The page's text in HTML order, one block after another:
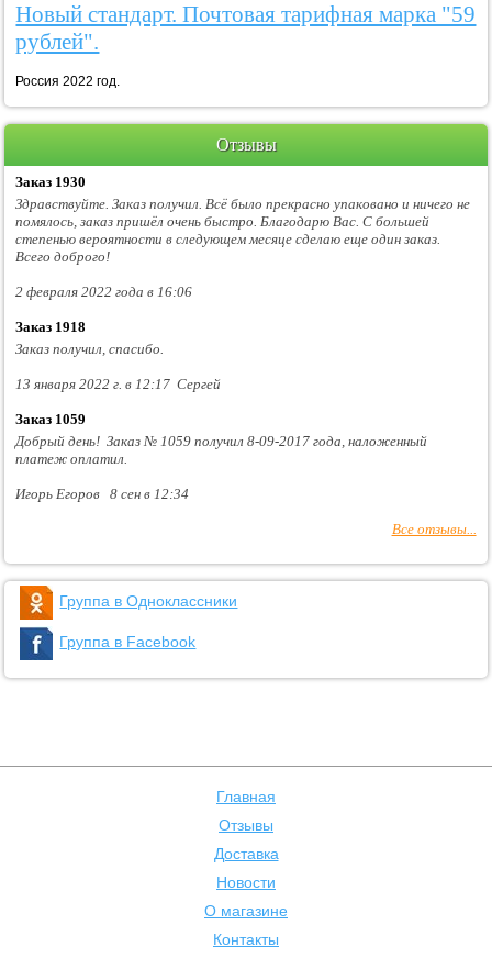
Новый стандарт. Почтовая тарифная марка "59
рублей".
Россия 2022 год.
Отзывы
Заказ 1930
Здравствуйте. Заказ получил. Всё было прекрасно упаковано и ничего не
помялось, заказ пришёл очень быстро. Благодарю Вас. С большей
степенью вероятности в следующем месяце сделаю еще один заказ.
Всего доброго!
2 февраля 2022 года в 16:06
Заказ 1918
Заказ получил, спасибо.
13 января 2022 г. в 12:17 Сергей
Заказ 1059
Добрый день! Заказ № 1059 получил 8-09-2017 года, наложенный
платеж оплатил.
Игорь Егоров 8 сен в 12:34
Все отзывы...
Группа в Одноклассники
Группа в Facebook
Главная
Отзывы
Доставка
Новости
О магазине
Контакты